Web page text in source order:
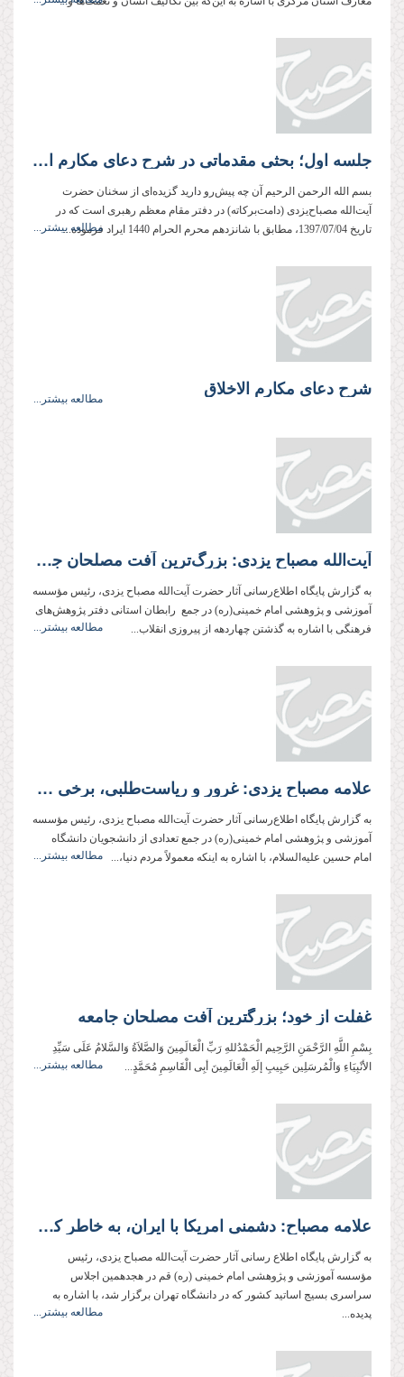
جلسه اول؛ بحثی مقدماتی در شرح دعای مکارم الاخلاق
بسم الله الرحمن الرحیم آن چه پیش‌رو دارید گزیده‌ای از سخنان حضرت
آیت‌الله مصباح‌یزدی (دامت‌بركاته) در دفتر مقام معظم رهبری است كه در
تاریخ 1397/07/04، مطابق با شانزدهم محرم الحرام 1440 ایراد فرموده‌...
مطالعه بیشتر...
شرح دعای مکارم الاخلاق مطالعه بیشتر...
آیت‌الله مصباح یزدی: بزرگ‌ترین آفت مصلحان جامعه، غفلت آنها از خودشان است
به گزارش پایگاه اطلاع‌رسانی آثار حضرت آیت‌الله مصباح یزدی، رئیس مؤسسه
آموزشی و پژوهشی امام خمینی(ره) در جمع رابطان استانی دفتر پژوهش‌های
فرهنگی با اشاره به گذشتن چهاردهه از پیروزی انقلاب...
مطالعه بیشتر...
علامه مصباح یزدی: غرور و ریاست‌طلبی، برخی مسئولان را به استبداد رأی و خودمحوری مبتلا كرد
به گزارش پایگاه اطلاع‌رسانی آثار حضرت آیت‌الله مصباح یزدی، رئیس مؤسسه
آموزشی و پژوهشی امام خمینی(ره) در جمع تعدادی از دانشجویان دانشگاه
امام حسین علیه‌السلام، با اشاره به اینکه معمولاً مردم دنیا،...
مطالعه بیشتر...
غفلت از خود؛ بزرگترین آفت مصلحان جامعه
بِسْمِ اللَّهِ الرَّحْمَنِ الرَّحِیم الْحَمْدُللهِ رَبِّ الْعَالَمِینَ وَالصَّلاَةُ وَالسَّلامُ عَلَی سَیِّدِ
الأنْبِیَاءِ وَالْمُرسَلِین حَبِیبِ إلَهِ الْعَالَمِینَ أبِی الْقَاسِمِ مُحَمَّدٍ...
مطالعه بیشتر...
علامه مصباح: دشمنی امریکا با ایران، به خاطر کمال‌طلبی و دوری مردم ایران از زندگی حیوانی است
به گزارش پایگاه اطلاع رسانی آثار حضرت آیت‌الله مصباح یزدی، رئیس
مؤسسه آموزشی و پژوهشی امام خمینی (ره) قم در هجدهمین اجلاس
سراسری بسیج اساتید کشور که در دانشگاه تهران برگزار شد، با اشاره به
پدیده‌...
مطالعه بیشتر...